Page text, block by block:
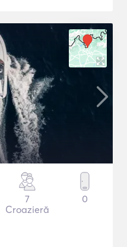
7
Croazieră
0